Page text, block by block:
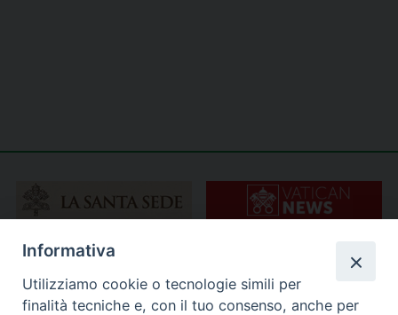
Informativa
Utilizziamo cookie o tecnologie simili per
finalità tecniche e, con il tuo consenso, anche per